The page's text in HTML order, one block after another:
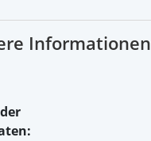
Informationen